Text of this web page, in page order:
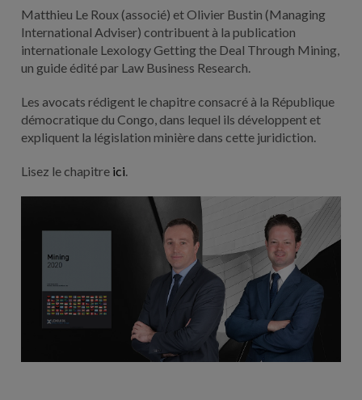
Matthieu Le Roux (associé) et Olivier Bustin (Managing
International Adviser) contribuent à la publication
internationale Lexology Getting the Deal Through Mining,
un guide édité par Law Business Research.
Les avocats rédigent le chapitre consacré à la République
démocratique du Congo, dans lequel ils développent et
expliquent la législation minière dans cette juridiction.
Lisez le chapitre ici